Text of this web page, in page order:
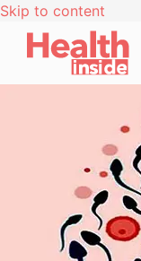
Skip to content